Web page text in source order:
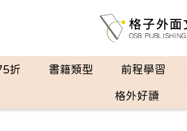
折 書籍類型 前程學習
格外好讀